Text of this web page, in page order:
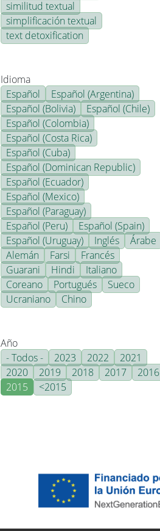
similitud textual
simplificación textual
text detoxification
Idioma
Español
Español (Argentina)
Español (Bolivia)
Español (Chile)
Español (Colombia)
Español (Costa Rica)
Español (Cuba)
Español (Dominican Republic)
Español (Ecuador)
Español (Mexico)
Español (Paraguay)
Español (Peru)
Español (Spain)
Español (Uruguay)
Inglés
Árabe
Alemán
Farsi
Francés
Guarani
Hindi
Italiano
Coreano
Portugués
Sueco
Ucraniano
Chino
Año
- Todos -
2023 2022
2021
2020
2019 2018 2017
2016
2015
<2015